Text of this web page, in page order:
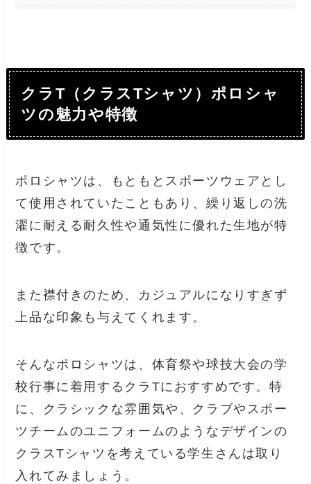
クラT（クラスTシャツ）ポロシャ
ツの魅力や特徴
ポロシャツは、もともとスポーツウェアとし
て使用されていたこともあり、繰り返しの洗
濯に耐える耐久性や通気性に優れた生地が特
徴です。
また襟付きのため、カジュアルになりすぎず
上品な印象も与えてくれます。
そんなポロシャツは、体育祭や球技大会の学
校行事に着用するクラTにおすすめです。特
に、クラシックな雰囲気や、クラブやスポー
ツチームのユニフォームのようなデザインの
クラスTシャツを考えている学生さんは取り
入れてみましょう。